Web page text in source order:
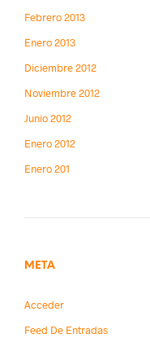
Febrero 2013
Enero 2013
Diciembre 2012
Noviembre 2012
Junio 2012
Enero 2012
Enero 201
META
Acceder
Feed De Entradas